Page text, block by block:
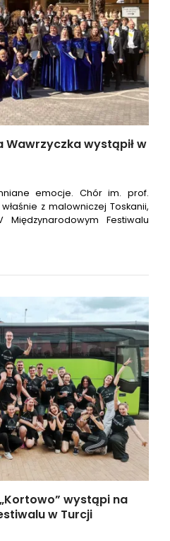
Wawrzyczka wystąpił w
emocje. Chór im. prof.
z malowniczej Toskanii,
Festiwalu
wystąpi na
w Turcji